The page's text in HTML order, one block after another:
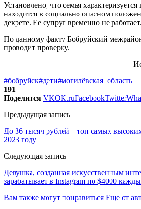
Установлено, что семья
находится в социально опасном
декрете. Ее супруг временно не работает.
По данному факту Бобруйский
проводит проверку.
#бобруйск#дети#могилёвская_область
191
Поделится VKOK.ruFacebookTwitter
Предыдущая запись
До 36 тысяч рублей – топ самых
2023 году
Следующая запись
Девушка, созданная искусственным
зарабатывает в Instagram по $4000
Вам также могут понравиться Еще от